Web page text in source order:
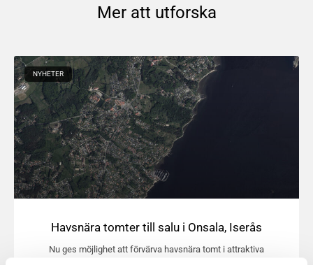
Mer att utforska
NYHETER
Havsnära tomter till salu i Onsala, Iserås
Nu ges möjlighet att förvärva havsnära tomt i attraktiva